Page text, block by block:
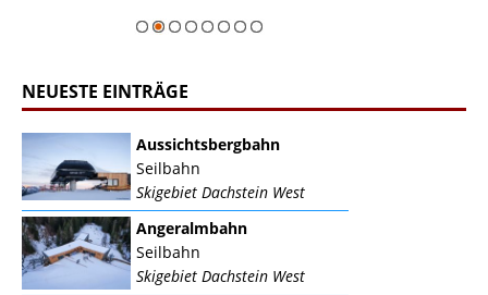
NEUESTE EINTRÄGE
Aussichtsbergbahn
Seilbahn
Skigebiet Dachstein West
Angeralmbahn
Seilbahn
Skigebiet Dachstein West